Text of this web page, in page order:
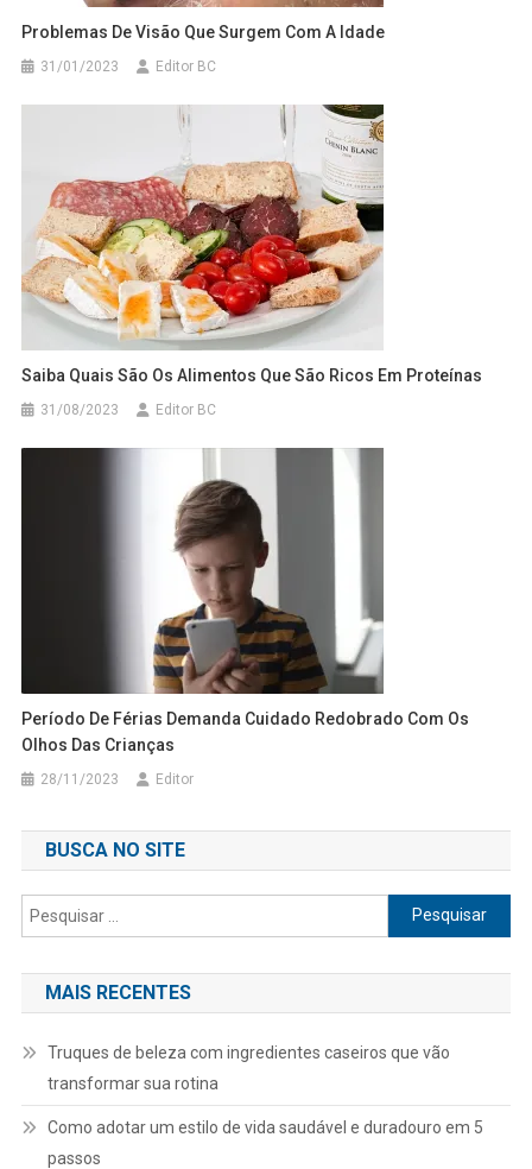
Problemas De Visão Que Surgem Com A Idade
31/01/2023 Editor BC
Saiba Quais São Os Alimentos Que São Ricos Em Proteínas
31/08/2023 Editor BC
Período De Férias Demanda Cuidado Redobrado Com Os
Olhos Das Crianças
28/11/2023 Editor
BUSCA NO SITE
Pesquisar
por:
MAIS RECENTES
Truques de beleza com ingredientes caseiros que vão
transformar sua rotina
Como adotar um estilo de vida saudável e duradouro em 5
passos